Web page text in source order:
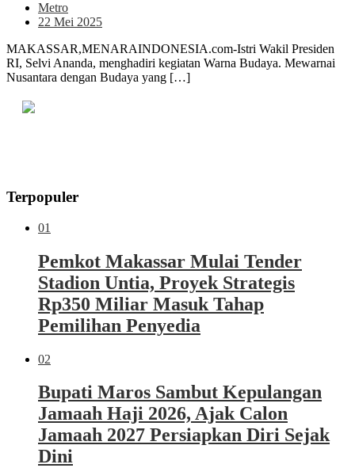
Metro
22 Mei 2025
MAKASSAR,MENARAINDONESIA.com-Istri Wakil Presiden
RI, Selvi Ananda, menghadiri kegiatan Warna Budaya. Mewarnai
Nusantara dengan Budaya yang […]
Terpopuler
01
Pemkot Makassar Mulai Tender
Stadion Untia, Proyek Strategis
Rp350 Miliar Masuk Tahap
Pemilihan Penyedia
02
Bupati Maros Sambut Kepulangan
Jamaah Haji 2026, Ajak Calon
Jamaah 2027 Persiapkan Diri Sejak
Dini